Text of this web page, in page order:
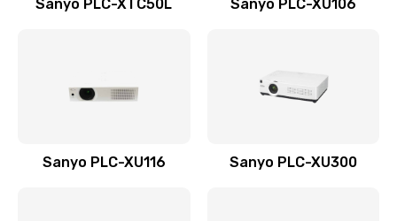
Sanyo PLC-XTC50L Sanyo PLC-XU106
Sanyo PLC-XU116 Sanyo PLC-XU300